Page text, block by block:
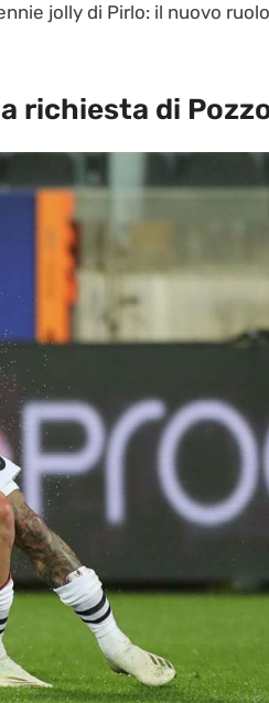
jolly di Pirlo: il nuovo
richiesta di